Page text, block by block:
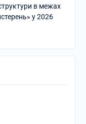
в межах
у 2026